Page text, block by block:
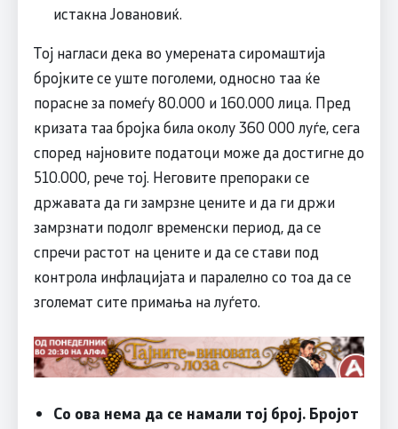
истакна Јовановиќ.
Тој нагласи дека во умерената сиромаштија
бројките се уште поголеми, односно таа ќе
порасне за помеѓу 80.000 и 160.000 лица. Пред
кризата таа бројка била околу 360 000 луѓе, сега
според најновите податоци може да достигне до
510.000, рече тој. Неговите препораки се
државата да ги замрзне цените и да ги држи
замрзнати подолг временски период, да се
спречи растот на цените и да се стави под
контрола инфлацијата и паралелно со тоа да се
зголемат сите примања на луѓето.
Со ова нема да се намали тој број. Бројот